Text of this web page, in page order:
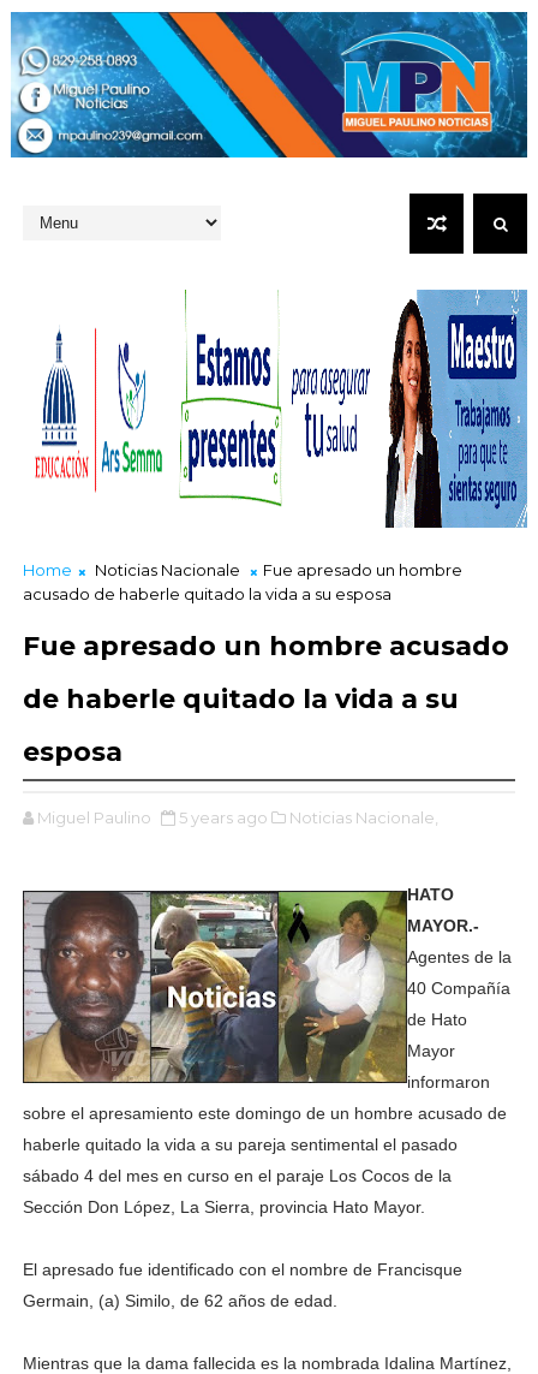
Home Noticias Nacionale
Fue apresado un hombre
acusado de haberle quitado la vida a su esposa
Fue apresado un hombre acusado
de haberle quitado la vida a su
esposa
Miguel Paulino 5 years ago Noticias Nacionale,
HATO
MAYOR.-
Agentes de la
40 Compañía
de Hato
Mayor
informaron
sobre el apresamiento este domingo de un hombre acusado de
haberle quitado la vida a su pareja sentimental el pasado
sábado 4 del mes en curso en el paraje Los Cocos de la
Sección Don López, La Sierra, provincia Hato Mayor.
El apresado fue identificado con el nombre de Francisque
Germain, (a) Similo, de 62 años de edad.
Mientras que la dama fallecida es la nombrada Idalina Martínez,